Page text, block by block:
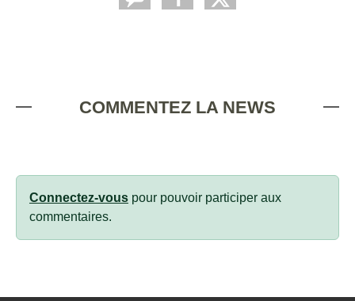
COMMENTEZ LA NEWS
Connectez-vous pour pouvoir participer aux
commentaires.